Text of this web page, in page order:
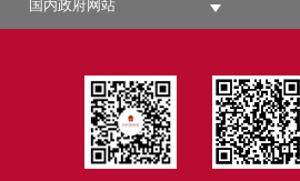
国内政府网站